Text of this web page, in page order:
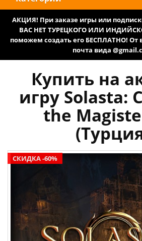
АКЦИЯ! При заказе игры или
ВАС НЕТ ТУРЕЦКОГО ИЛИ
поможем создать его БЕСПЛАТНО! От
почта вида
Купить на
игру Solasta:
the
СКИДКА -60%